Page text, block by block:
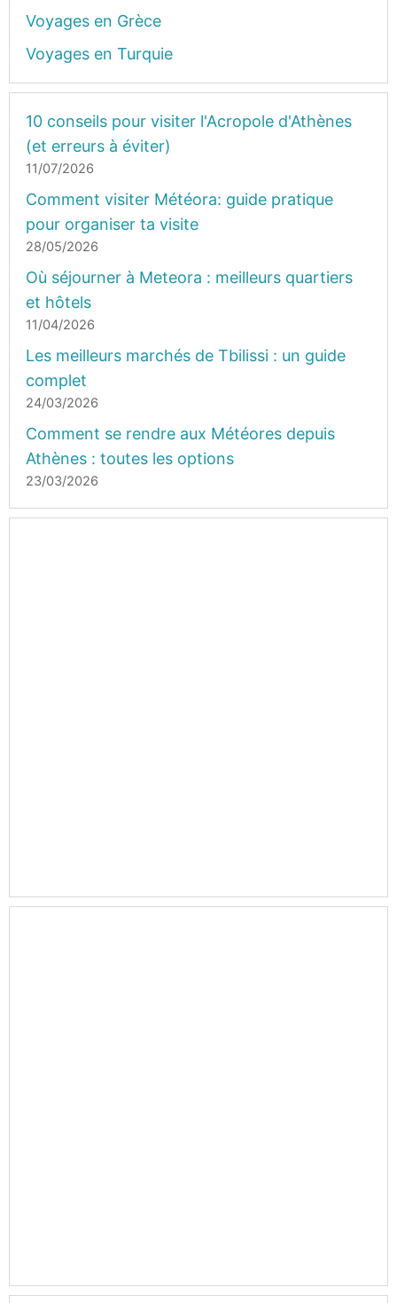
Voyages en Grèce
Voyages en Turquie
10 conseils pour visiter l'Acropole d'Athènes
(et erreurs à éviter)
11/07/2026
Comment visiter Météora: guide pratique
pour organiser ta visite
28/05/2026
Où séjourner à Meteora : meilleurs quartiers
et hôtels
11/04/2026
Les meilleurs marchés de Tbilissi : un guide
complet
24/03/2026
Comment se rendre aux Météores depuis
Athènes : toutes les options
23/03/2026